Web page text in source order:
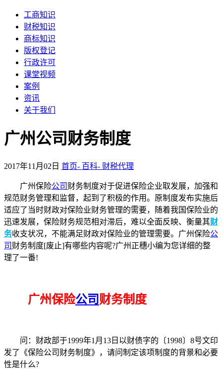
工商知识
财税知识
商标知识
版权登记
行政许可
课堂视频
案例
资讯
关于我们
广州公司财务制度
2017年11月02日 首页- 百科- 财税代理
广州保险公司 财务制度对于促进保险企业取发展，加强和
规范财务管理和监督，起到了积极的作用。原制度发布实施后
适应了当时财政对保险业财务管理的需要，随着我国保险业的
迅速发展，保险财务规范相对滞后，难以全面反映、衡量其财
务收支状况，不能满足财政对保险业的管理需要。广州保险公
司 财务制度[废止]有哪些内容呢?广州正穗小编为您详细的整
理了一番!
广州保险公司 财务制度
问：财政部于1999年1月13日以财债字的〔1998〕8号文印
发了《保险公司财务制度》，请问制定该项制度的背景和必要
性是什么?